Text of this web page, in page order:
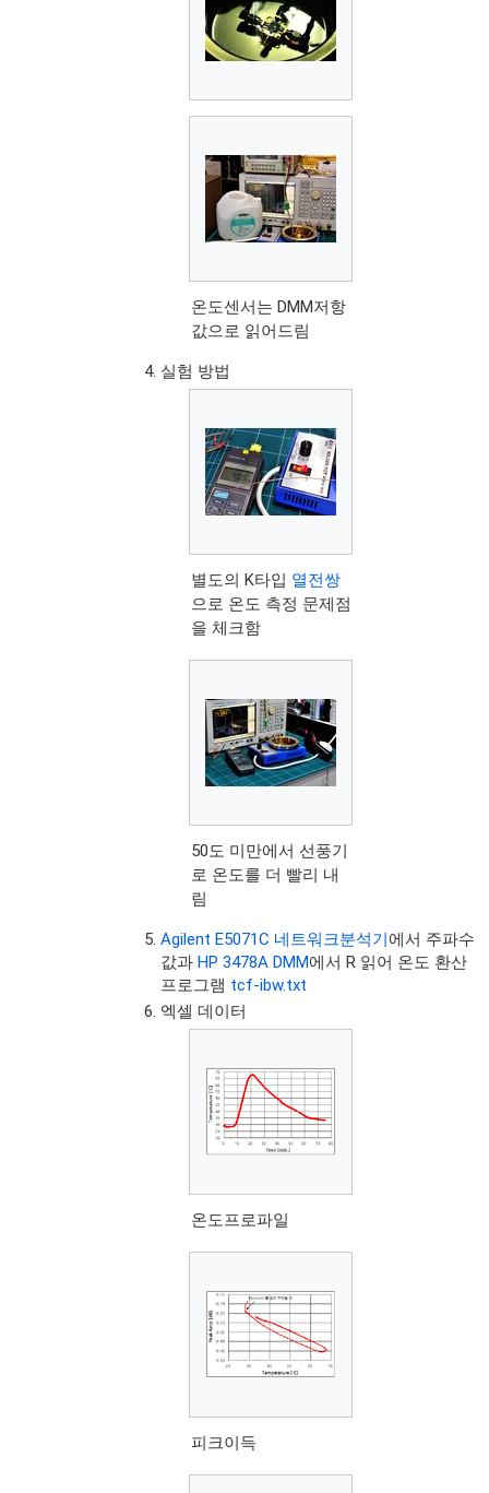
온도센서는 DMM저항
값으로 읽어드림
실험 방법
별도의 K타입 열전쌍
으로 온도 측정 문제점
을 체크함
50도 미만에서 선풍기
로 온도를 더 빨리 내
림
Agilent E5071C 네트워크분석기에서 주파수
값과HP 3478A DMM에서 R 읽어 온도 환산
프로그램 tcf-ibw.txt
엑셀 데이터
온도프로파일
피크이득